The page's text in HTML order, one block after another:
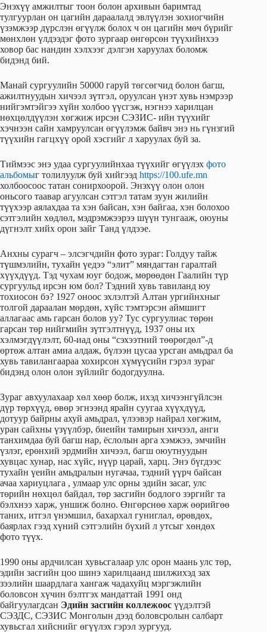
Энэхүү амжилтыг тоон болон архивын баримтад
тулгуурлан он цагийн дараалалд эвлүүлэн зохиогчийн
үзэмжээр дүрслэн өгүүлж болох ч он цагийн мөч бүрийг
мөнхлөн үлдээдэг фото зургаар өнгөрсөн түүхийнхээ
ховор бас нандин хэлхээг дэлгэн харуулах боломж
бидэнд бий.
Манай сургуулийн 50000 гаруй төгсөгчид болон багш,
ажилтнуудын хичээл зүтгэл, оруулсан үнэт хувь нэмрээр
нийгэмтэйгээ хүйн холбоо үүсгэж, нэгнээ харилцан
нөхцөлдүүлэн хөгжиж ирсэн СЭЗИС- ийн түүхийг
хэчнээн сайн хамруулсан өгүүлэмж байвч энэ нь гүнзгий
түүхийн гагцхүү орой хэсгийг л харуулах буй за.
Тиймээс энэ удаа сургуулийнхаа түүхийг өгүүлэх фото
альбомыг толилуулж буй хийгээд https://100.ufe.mn
холбоосоос татан сонирхоорой. Энэхүү олон олон
оньсого таавар агуулсан сэтгэл татам зуун жилийн
түүхээр аялахдаа та хэн байсан, хэн байгаа, хэн болохоо
сэтгэлийн хөдлөл, мэдрэмжээрээ шүүн тунгааж, оюуны
дүгнэлт хийх орон зайг Танд үлдээе.
Анхны сурагч – элсэгчдийн фото зураг: Голдуу тайж
түшмэлийн, тухайн үедээ “элит” мяндагтан гаралтай
хүүхдүүд. Тэд чухам юуг бодож, мөрөөдөн Гаалийн түр
сургуульд ирсэн юм бол? Тэдний хувь тавиланд юу
тохиосон бэ? 1927 оноос эхлэлтэй Алтан ургийнхныг
толгой дараалан мөрдөн, хүйс тэмтэрсэн аймшигт
аллагаас амь гарсан болов уу? Тус сургуулиас төрөн
гарсан төр нийгмийн зүтгэлтнүүд, 1937 оны их
хэлмэгдүүлэлт, 60-иад оны “сэхээтний төөрөгдөл”-д
өртөж алтан амиа алдаж, бүлээн цусаа урсган амьдрал ба
хувь тавилангаараа хохирсон хүмүүсийн гэрэл зураг
бидэнд олон олон зүйлийг бодогдуулна.
Зураг авхуулахаар хөл хөөр болж, ихэд хичээнгүйлсэн
дүр төрхүүд, өвөр эгнээнд ярайн суугаа хүүхдүүд,
дотуур байрны ахуй амьдрал, үлээвэр найрал хөгжим,
уран сайхны үзүүлбэр, биеийн тамирын хичээл, анги
танхимдаа буй багш нар, ёслолын арга хэмжээ, эмчийн
үзлэг, ерөнхий эрдмийн хичээл, багш оюутнуудын
хувцас хунар, нас хүйс, нүүр царай, харц. Энэ бүгдээс
тухайн үеийн амьдралын нугачаа, тэдний үүрч байсан
ачаа хариуцлага , улмаар улс орны эдийн засаг, улс
төрийн нөхцөл байдал, төр засгийн бодлого зэргийг та
бэлхнээ харж, уншиж болно. Өнгөрснөө харж өөрийгөө
таних, итгэл үнэмшил, бахархал гуниглал, өрөвдөх,
баярлах гээд хүний сэтгэлийн бүхий л утсыг хөндөх
фото түүх.
1990 оны ардчилсан хувьсгалаар улс орон маань улс төр,
эдийн засгийн цоо шинэ харилцаанд шилжихэд зах
зээлийн шаардлага хангаж чадахуйц мэргэжлийн
боловсон хүчин бэлтгэх мандаттай 1991 онд
байгуулагдсан Эдийн засгийн коллежоос үүдэлтэй
СЭЗДС, СЭЗИС Монголын дээд боловсролын салбарт
хувьсгал хийснийг өгүүлэх гэрэл зургууд.